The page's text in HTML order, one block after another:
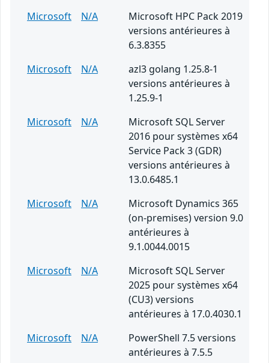
Microsoft
N/A
Microsoft HPC Pack 2019
versions antérieures à
6.3.8355
Microsoft
N/A
azl3 golang 1.25.8-1
versions antérieures à
1.25.9-1
Microsoft
N/A
Microsoft SQL Server
2016 pour systèmes x64
Service Pack 3 (GDR)
versions antérieures à
13.0.6485.1
Microsoft
N/A
Microsoft Dynamics 365
(on-premises) version 9.0
antérieures à
9.1.0044.0015
Microsoft
N/A
Microsoft SQL Server
2025 pour systèmes x64
(CU3) versions
antérieures à 17.0.4030.1
Microsoft
N/A
PowerShell 7.5 versions
antérieures à 7.5.5